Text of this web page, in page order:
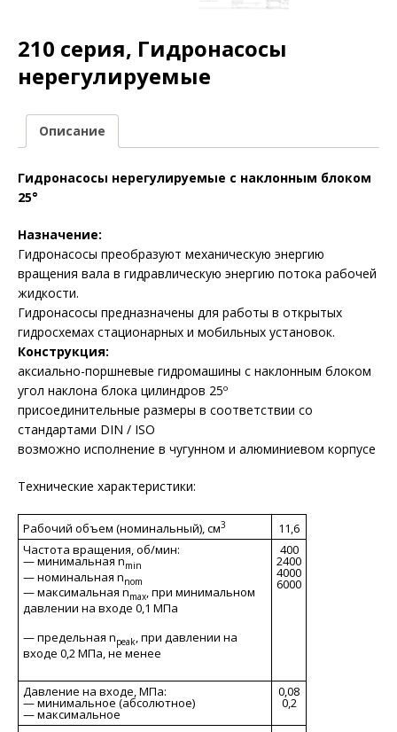
210 серия, Гидронасосы
нерегулируемые
Описание
Гидронасосы нерегулируемые с наклонным блоком
25°
Назначение:
Гидронасосы преобразуют механическую энергию
вращения вала в гидравлическую энергию потока рабочей
жидкости.
Гидронасосы предназначены для работы в открытых
гидросхемах стационарных и мобильных установок.
Конструкция:
аксиально-поршневые гидромашины с наклонным блоком
угол наклона блока цилиндров 25º
присоединительные размеры в соответствии со
стандартами DIN / ISO
возможно исполнение в чугунном и алюминиевом корпусе
Технические характеристики:
Рабочий объем (номинальный), см3
11,6
Частота вращения, об/мин:
— минимальная nmin
— номинальная nnom
— максимальная nmax, при минимальном
давлении на входе 0,1 МПа
— предельная npeak, при давлении на
входе 0,2 МПа, не менее
400
2400
4000
6000
Давление на входе, МПа:
— минимальное (абсолютное)
— максимальное
0,08
0,2